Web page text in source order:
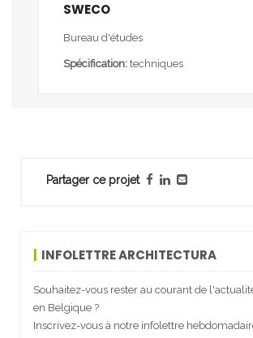
Partager ce projet
INFOLETTRE ARCHITECTURA
Souhaitez-vous rester au courant de
en Belgique ?
Inscrivez-vous à notre infolettre
SWECO
Bureau d'études
Spécification: techniques